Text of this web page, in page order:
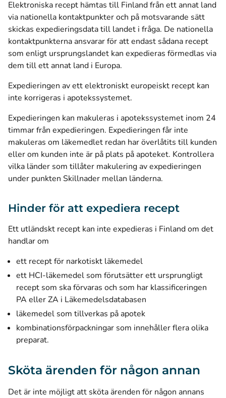
Elektroniska recept hämtas till Finland från ett annat land
via nationella kontaktpunkter och på motsvarande sätt
skickas expedieringsdata till landet i fråga. De nationella
kontaktpunkterna ansvarar för att endast sådana recept
som enligt ursprungslandet kan expedieras förmedlas via
dem till ett annat land i Europa.
Expedieringen av ett elektroniskt europeiskt recept kan
inte korrigeras i apotekssystemet.
Expedieringen kan makuleras i apotekssystemet inom 24
timmar från expedieringen. Expedieringen får inte
makuleras om läkemedlet redan har överlåtits till kunden
eller om kunden inte är på plats på apoteket. Kontrollera
vilka länder som tillåter makulering av expedieringen
under punkten Skillnader mellan länderna.
Hinder för att expediera recept
Ett utländskt recept kan inte expedieras i Finland om det
handlar om
ett recept för narkotiskt läkemedel
ett HCI-läkemedel som förutsätter ett ursprungligt
recept som ska förvaras och som har klassificeringen
PA eller ZA i Läkemedelsdatabasen
läkemedel som tillverkas på apotek
kombinationsförpackningar som innehåller flera olika
preparat.
Sköta ärenden för någon annan
Det är inte möjligt att sköta ärenden för någon annans